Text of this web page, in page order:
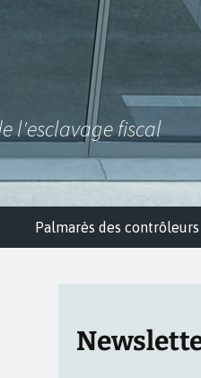
l'esclavage fiscal
Palmarès des contrôleurs